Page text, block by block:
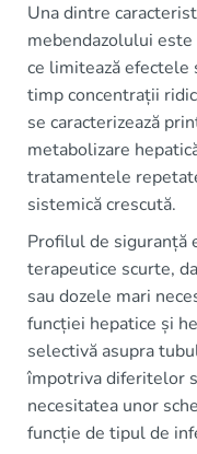
Una dintre
mebendazolului
ce limitează efectele
timp concentrații
se caracterizează
metabolizare
tratamentele
sistemică crescută.
Profilul de siguranță
terapeutice scurte,
sau dozele mari
funcției hepatice și
selectivă asupra
împotriva diferitelor
necesitatea unor
funcție de tipul de